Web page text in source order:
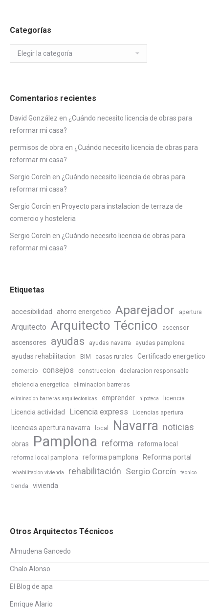
Categorías
Categorías
Comentarios recientes
David González en ¿Cuándo necesito licencia de obras para
reformar mi casa?
permisos de obra en ¿Cuándo necesito licencia de obras para
reformar mi casa?
Sergio Corcín en ¿Cuándo necesito licencia de obras para
reformar mi casa?
Sergio Corcín en Proyecto para instalacion de terraza de
comercio y hosteleria
Sergio Corcín en ¿Cuándo necesito licencia de obras para
reformar mi casa?
Etiquetas
accesibilidad ahorro energetico Aparejador apertura
Arquitecto Arquitecto Técnico ascensor
ascensores ayudas ayudas navarra ayudas pamplona
ayudas rehabilitacion BIM casas rurales Certificado energetico
comercio consejos construccion
declaracion responsable
eficiencia energetica
eliminacion barreras
eliminacion barreras arquitectonicas emprender hipoteca licencia
Licencia actividad Licencia express Licencias apertura
licencias apertura navarra local Navarra noticias
obras Pamplona reforma reforma local
reforma local pamplona reforma pamplona Reforma portal
rehabilitacion vivienda rehabilitación Sergio Corcín tecnico
tienda vivienda
Otros Arquitectos Técnicos
Almudena Gancedo
Chalo Alonso
El Blog de apa
Enrique Alario